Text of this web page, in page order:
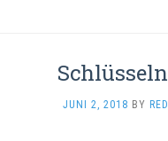
JUNI 2, 2018 BY